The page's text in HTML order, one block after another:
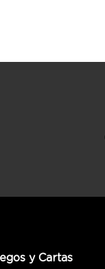
y Cartas